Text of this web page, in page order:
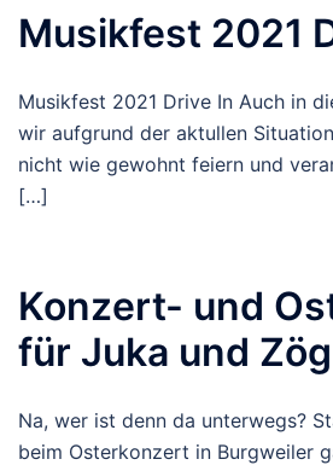
Musikfest 2021
Musikfest 2021 Drive In Auch in
wir aufgrund der aktullen
nicht wie gewohnt feiern und
[…]
Konzert- und
für Juka und
Na, wer ist denn da unterwegs?
beim Osterkonzert in Burgweiler